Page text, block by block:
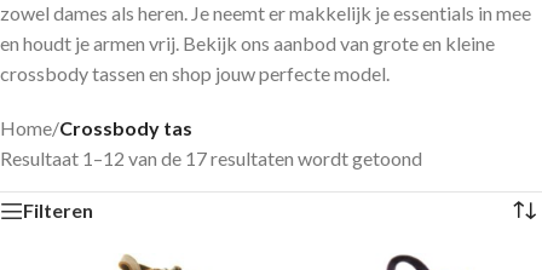
zowel dames als heren. Je neemt er makkelijk je essentials in mee
en houdt je armen vrij. Bekijk ons aanbod van grote en kleine
crossbody tassen en shop jouw perfecte model.
Home/Crossbody tas
Resultaat 1–12 van de 17 resultaten wordt getoond
Filteren